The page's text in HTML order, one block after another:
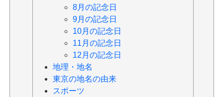
8月の記念日
9月の記念日
10月の記念日
11月の記念日
12月の記念日
地理・地名
東京の地名の由来
スポーツ